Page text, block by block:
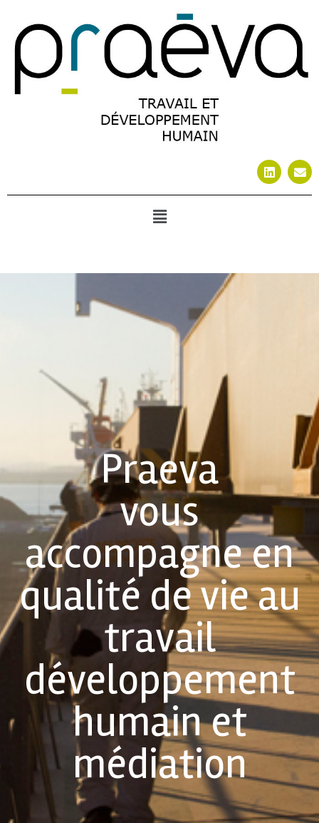
Praeva
vous
accompagne en
qualité de vie au
travail
développement
humain et
médiation